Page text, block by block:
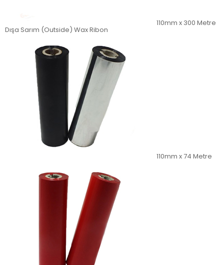
110mm x 300 Metre
Dışa Sarım (Outside) Wax Ribon
110mm x 74 Metre